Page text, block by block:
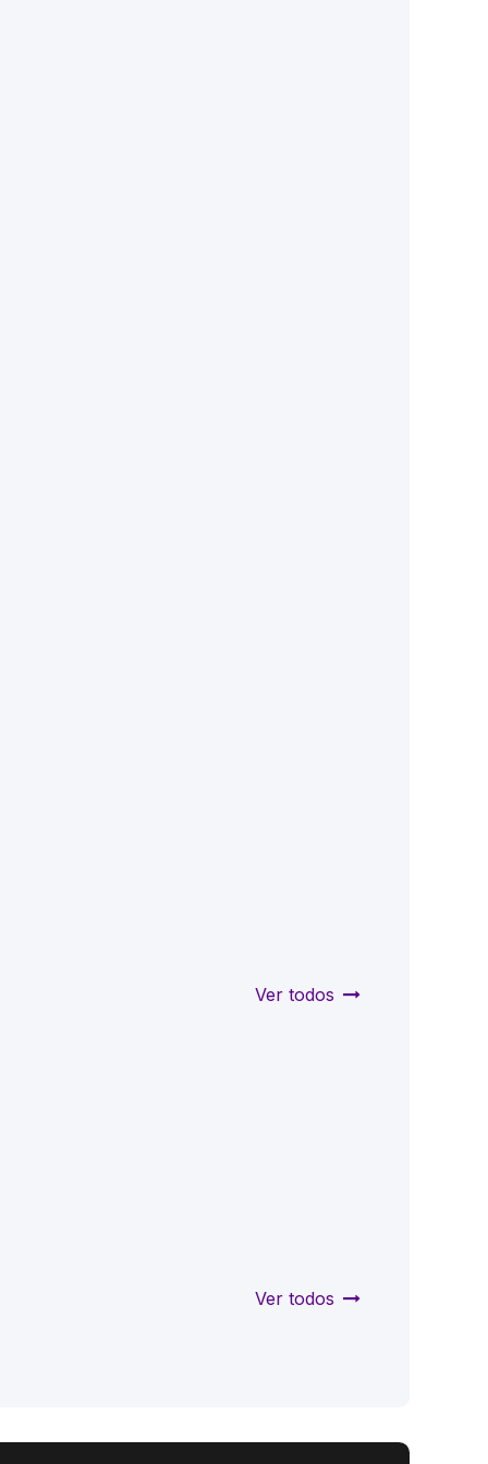
Ver todos
Ver todos